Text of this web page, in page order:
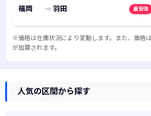
福岡 羽田 最安値
※価格は在庫状況により変動します。また、価格
が加算されます。
人気の区間から探す